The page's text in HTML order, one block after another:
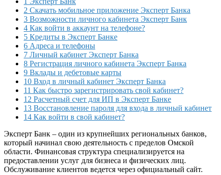
2 Скачать мобильное приложение Эксперт Банка
3 Возможности личного кабинета Эксперт Банк
4 Как войти в аккаунт на телефоне?
5 Кредиты в Эксперт Банке
6 Адреса и телефоны
7 Личный кабинет Эксперт Банка
8 Регистрация личного кабинета Эксперт Банка
9 Вклады и дебетовые карты
10 Вход в личный кабинет Эксперт Банка
11 Как быстро зарегистрировать свой кабинет?
12 Расчетный счет для ИП в Эксперт Банке
13 Восстановление пароля для входа в личный кабинет
14 Как войти в свой кабинет?
Эксперт Банк – один из крупнейших региональных банков,
который начинал свою деятельность с пределов Омской
области. Финансовая структура специализируется на
предоставлении услуг для бизнеса и физических лиц.
Обслуживание клиентов ведется через официальный сайт.